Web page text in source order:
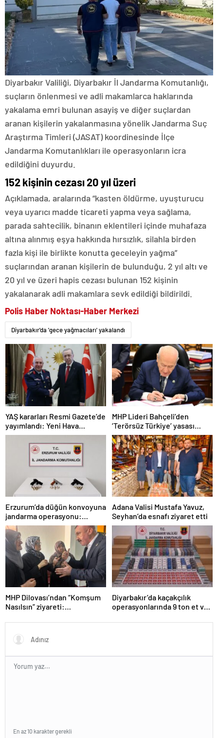
Diyarbakır Valiliği, Diyarbakır İl Jandarma Komutanlığı,
suçların önlenmesi ve adli makamlarca haklarında
yakalama emri bulunan asayiş ve diğer suçlardan
aranan kişilerin yakalanmasına yönelik Jandarma Suç
Araştırma Timleri (JASAT) koordinesinde İlçe
Jandarma Komutanlıkları ile operasyonların icra
edildiğini duyurdu.
152 kişinin cezası 20 yıl üzeri
Açıklamada, aralarında “kasten öldürme, uyuşturucu
veya uyarıcı madde ticareti yapma veya sağlama,
parada sahtecilik, binanın eklentileri içinde muhafaza
altına alınmış eşya hakkında hırsızlık, silahla birden
fazla kişi ile birlikte konutta geceleyin yağma”
suçlarından aranan kişilerin de bulunduğu, 2 yıl altı ve
20 yıl ve üzeri hapis cezası bulunan 152 kişinin
yakalanarak adli makamlara sevk edildiği bildirildi.
Polis Haber Noktası-Haber Merkezi
Diyarbakır'da 'gece yağmacıları' yakalandı
YAŞ kararları Resmi Gazete’de
yayımlandı: Yeni Hava
Kuvvetleri Komutanı
Orgeneral Rafet Dalkıran
MHP Lideri Bahçeli’den
‘Terörsüz Türkiye’ yasası
açıklaması: “Herkes kazandı”
Erzurum’da düğün konvoyuna
jandarma operasyonu:
Silahlar ele geçirildi, ağır
cezalar kesildi
Adana Valisi Mustafa Yavuz,
Seyhan’da esnafı ziyaret etti
MHP Dilovası’ndan “Komşum
Nasılsın” ziyareti:
insan var”
Diyarbakır’da kaçakçılık
operasyonlarında 9 ton et ve
geçirildi
En az 10 karakter gerekli